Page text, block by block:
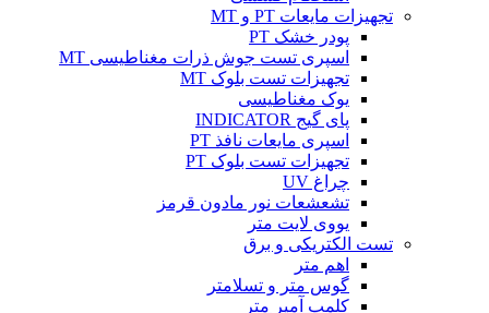
تجهیزات مایعات PT و MT
پودر خشک PT
اسپری تست جوش ذرات مغناطیسی MT
تجهیزات تست بلوک MT
یوک مغناطیسی
پای گیج INDICATOR
اسپری مایعات نافذ PT
تجهیزات تست بلوک PT
چراغ UV
تشعشعات نور مادون قرمز
یووی لایت متر
تست الکتریکی و برق
اهم متر
گوس متر و تسلامتر
کلمپ آمپر متر